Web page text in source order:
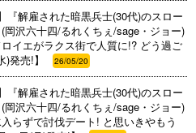
『解雇された暗黒兵士(30代)のスロー
岡沢六十四/るれくちぇ/sage・ジョー)
イエがラクス街で人質に!? どう過ご
売!】
26/05/20
『解雇された暗黒兵士(30代)のスロー
岡沢六十四/るれくちぇ/sage・ジョー)
らずで討伐デート! と思いきやもう